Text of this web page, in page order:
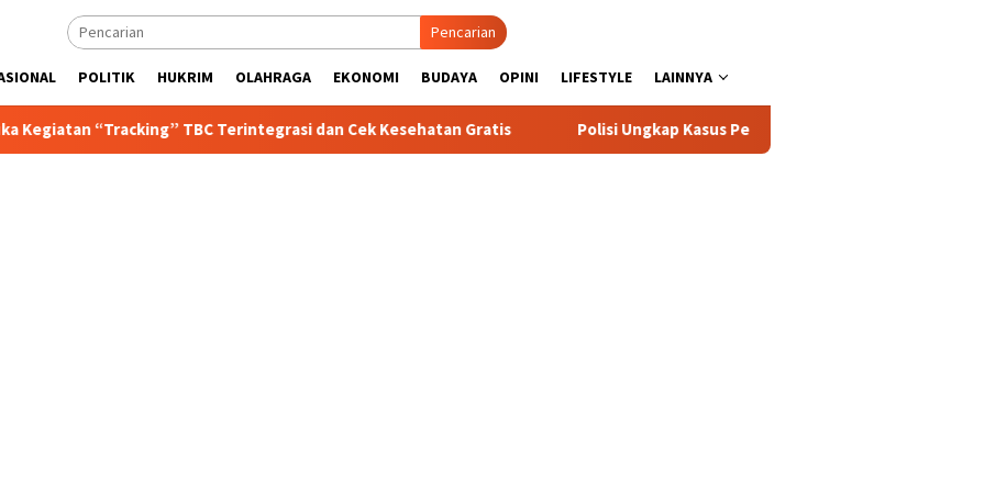
Pencarian
POLITIK HUKRIM OLAHRAGA EKONOMI BUDAYA OPINI LIFESTYLE LAINNYA
TBC Terintegrasi dan Cek Kesehatan Gratis Polisi Ungkap Kasus Penyalahgunaan BBM Solar Subsidi, Kasat